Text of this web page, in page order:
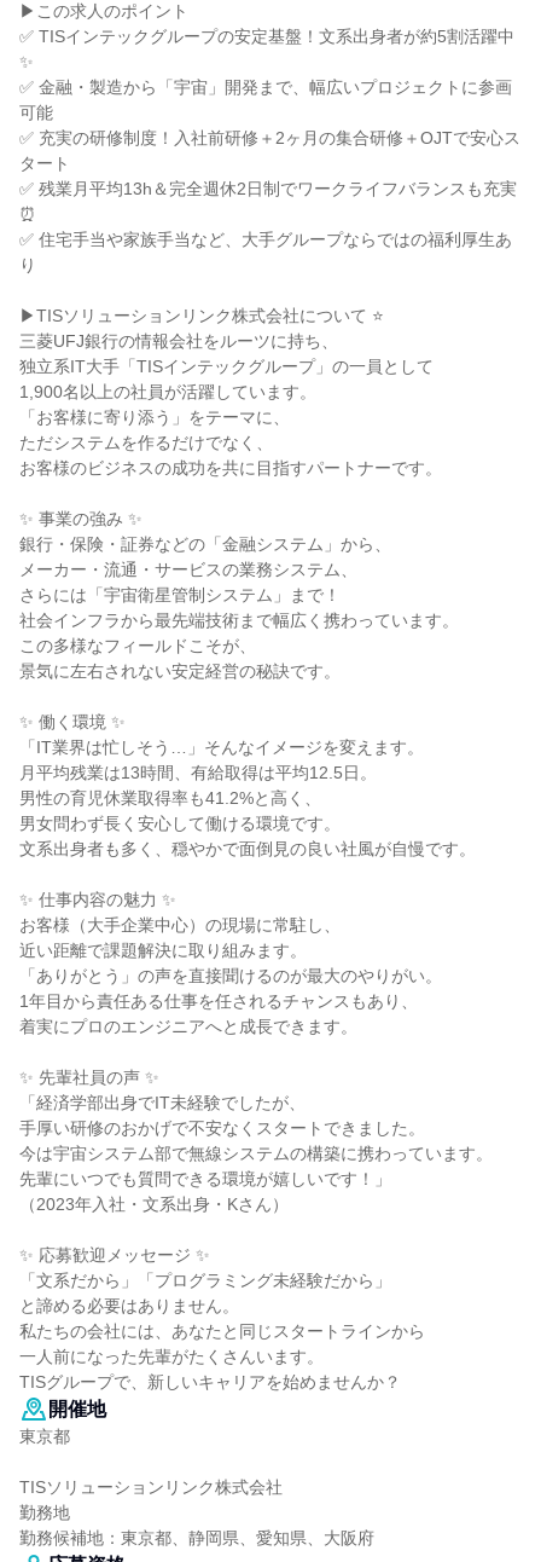
▶この求人のポイント
✅ TISインテックグループの安定基盤！文系出身者が約5割活躍中
✨
✅ 金融・製造から「宇宙」開発まで、幅広いプロジェクトに参画
可能
✅ 充実の研修制度！入社前研修＋2ヶ月の集合研修＋OJTで安心ス
タート
✅ 残業月平均13h＆完全週休2日制でワークライフバランスも充実
⏰
✅ 住宅手当や家族手当など、大手グループならではの福利厚生あ
り
▶TISソリューションリンク株式会社について ⭐
三菱UFJ銀行の情報会社をルーツに持ち、
独立系IT大手「TISインテックグループ」の一員として
1,900名以上の社員が活躍しています。
「お客様に寄り添う」をテーマに、
ただシステムを作るだけでなく、
お客様のビジネスの成功を共に目指すパートナーです。
✨ 事業の強み ✨
銀行・保険・証券などの「金融システム」から、
メーカー・流通・サービスの業務システム、
さらには「宇宙衛星管制システム」まで！
社会インフラから最先端技術まで幅広く携わっています。
この多様なフィールドこそが、
景気に左右されない安定経営の秘訣です。
✨ 働く環境 ✨
「IT業界は忙しそう…」そんなイメージを変えます。
月平均残業は13時間、有給取得は平均12.5日。
男性の育児休業取得率も41.2%と高く、
男女問わず長く安心して働ける環境です。
文系出身者も多く、穏やかで面倒見の良い社風が自慢です。
✨ 仕事内容の魅力 ✨
お客様（大手企業中心）の現場に常駐し、
近い距離で課題解決に取り組みます。
「ありがとう」の声を直接聞けるのが最大のやりがい。
1年目から責任ある仕事を任されるチャンスもあり、
着実にプロのエンジニアへと成長できます。
✨ 先輩社員の声 ✨
「経済学部出身でIT未経験でしたが、
手厚い研修のおかげで不安なくスタートできました。
今は宇宙システム部で無線システムの構築に携わっています。
先輩にいつでも質問できる環境が嬉しいです！」
（2023年入社・文系出身・Kさん）
✨ 応募歓迎メッセージ ✨
「文系だから」「プログラミング未経験だから」
と諦める必要はありません。
私たちの会社には、あなたと同じスタートラインから
一人前になった先輩がたくさんいます。
TISグループで、新しいキャリアを始めませんか？
開催地
東京都
TISソリューションリンク株式会社
勤務地
勤務候補地：東京都、静岡県、愛知県、大阪府